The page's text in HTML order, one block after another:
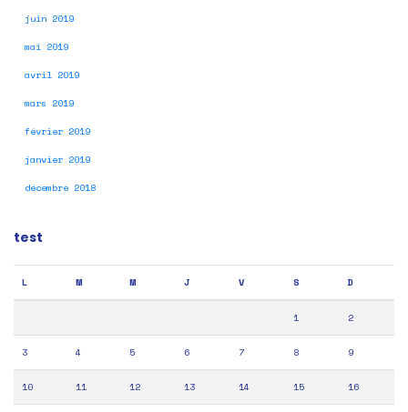
juin 2019
mai 2019
avril 2019
mars 2019
février 2019
janvier 2019
décembre 2018
test
L M M J V S D
1 2
3 4 5 6 7 8 9
10 11 12 13 14 15 16